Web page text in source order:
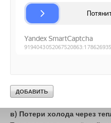
насосов. Насосы потребляют
энергию движущейся
потока, потерь давления по
сопротивлениях энергия
в тепловую энергию и
за счёт работы насосов.
в) Потери холода через